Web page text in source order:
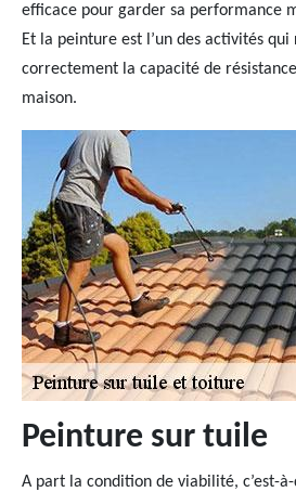
efficace pour garder sa performance
Et la peinture est l’un des activités
correctement la capacité de
maison.
Peinture sur tuile
A part la condition de viabilité, c’est-